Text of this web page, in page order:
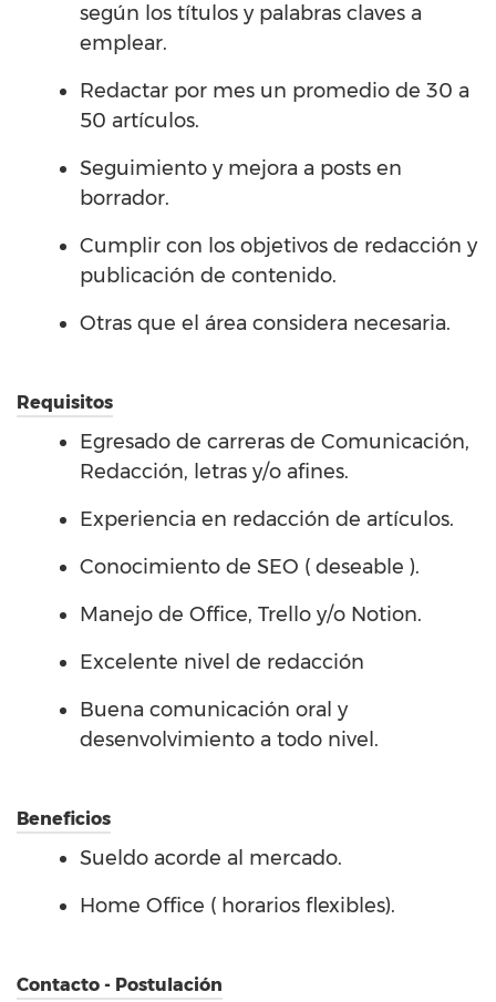
según los títulos y palabras claves a
emplear.
Redactar por mes un promedio de 30 a
50 artículos.
Seguimiento y mejora a posts en
borrador.
Cumplir con los objetivos de redacción y
publicación de contenido.
Otras que el área considera necesaria.
Requisitos
Egresado de carreras de Comunicación,
Redacción, letras y/o afines.
Experiencia en redacción de artículos.
Conocimiento de SEO ( deseable ).
Manejo de Office, Trello y/o Notion.
Excelente nivel de redacción
Buena comunicación oral y
desenvolvimiento a todo nivel.
Beneficios
Sueldo acorde al mercado.
Home Office ( horarios flexibles).
Contacto - Postulación